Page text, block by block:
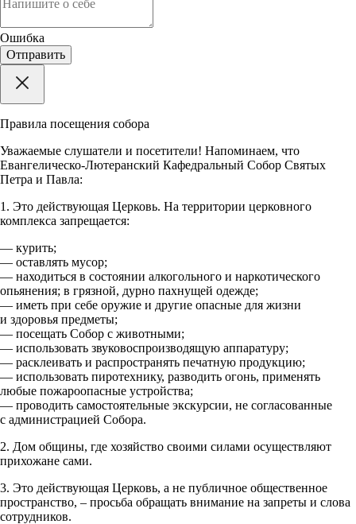
Ошибка
Отправить
Правила посещения собора
Уважаемые слушатели и посетители! Напоминаем, что
Евангелическо-Лютеранский Кафедральный Собор Святых
Петра и Павла:
1. Это действующая Церковь. На территории церковного
комплекса запрещается:
— курить;
— оставлять мусор;
— находиться в состоянии алкогольного и наркотического
опьянения; в грязной, дурно пахнущей одежде;
— иметь при себе оружие и другие опасные для жизни
и здоровья предметы;
— посещать Собор с животными;
— использовать звуковоспроизводящую аппаратуру;
— расклеивать и распространять печатную продукцию;
— использовать пиротехнику, разводить огонь, применять
любые пожароопасные устройства;
— проводить самостоятельные экскурсии, не согласованные
с администрацией Собора.
2. Дом общины, где хозяйство своими силами осуществляют
прихожане сами.
3. Это действующая Церковь, а не публичное общественное
пространство, – просьба обращать внимание на запреты и слова
сотрудников.